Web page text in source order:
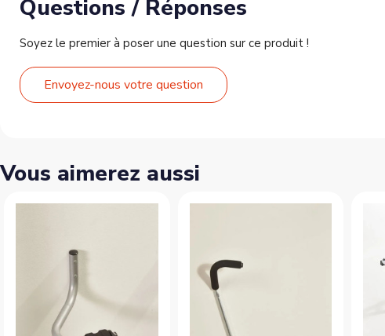
Questions / Réponses
Soyez le premier à poser une question sur ce produit !
Envoyez-nous votre question
Vous aimerez aussi